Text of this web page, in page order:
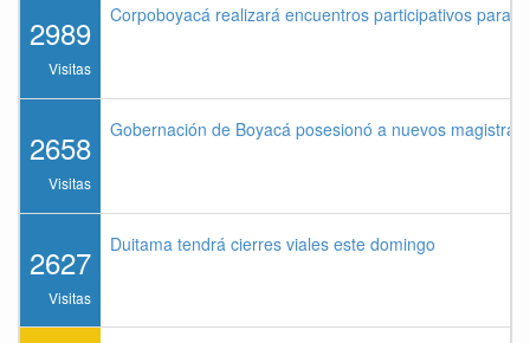
2989
Visitas
Corpoboyacá realizará encuentros participativos para
2658
Visitas
Gobernación de Boyacá posesionó a nuevos
2627
Visitas
Duitama tendrá cierres viales este domingo